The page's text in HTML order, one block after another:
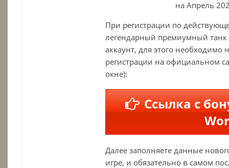
При регистрации по
легендарный премиумный танк
аккаунт, для этого необходимо
регистрации на официальном
окне):
Ссылка с
Далее заполняете данные
игре, и обязательно в самом